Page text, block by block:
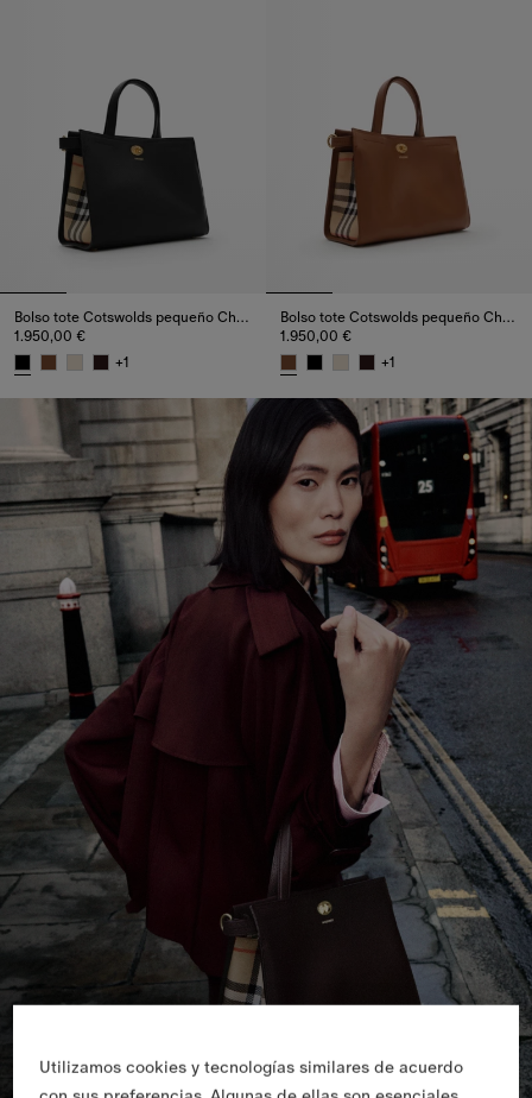
Bolso tote Cotswolds pequeño Check
1.950,00 €
+1
Bolso tote Cotswolds pequeño Check
1.950,00 €
+1
Utilizamos cookies y tecnologías similares de acuerdo